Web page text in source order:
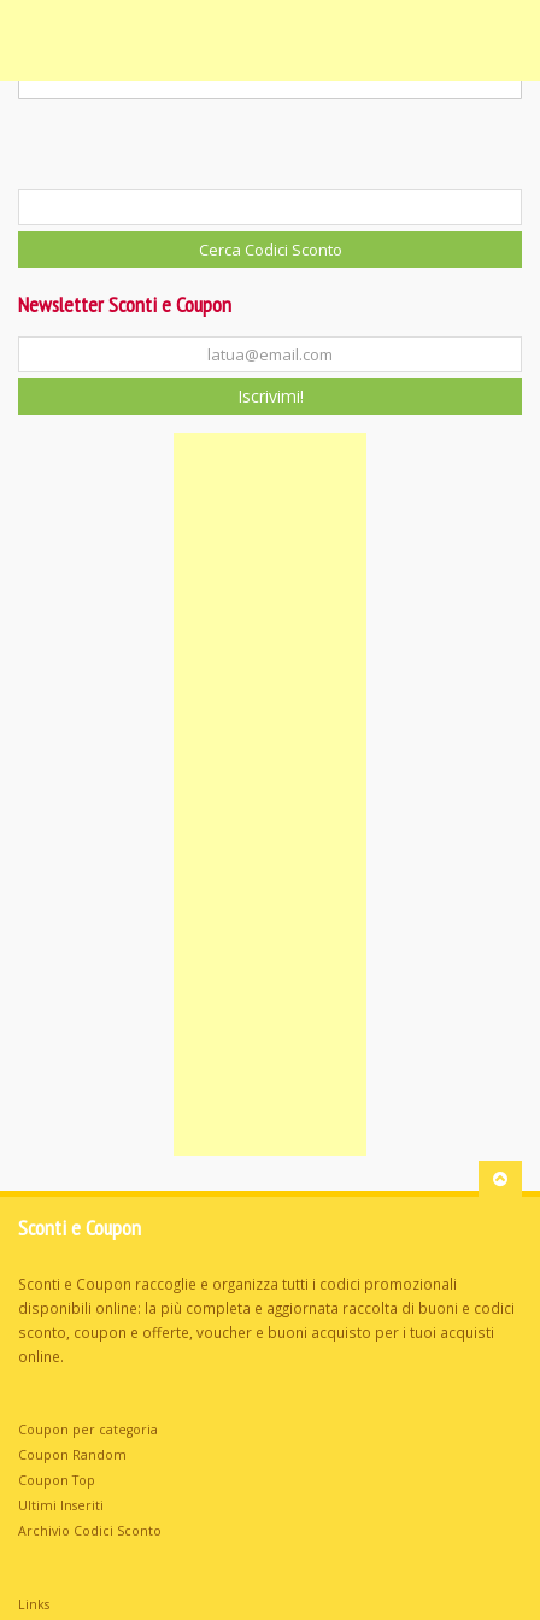
Newsletter Sconti e Coupon
Iscrivimi!
Sconti e Coupon
Sconti e Coupon raccoglie e organizza tutti i codici promozionali
disponibili online: la più completa e aggiornata raccolta di buoni e codici
sconto, coupon e offerte, voucher e buoni acquisto per i tuoi acquisti
online.
Coupon per categoria
Coupon Random
Coupon Top
Ultimi Inseriti
Archivio Codici Sconto
Links